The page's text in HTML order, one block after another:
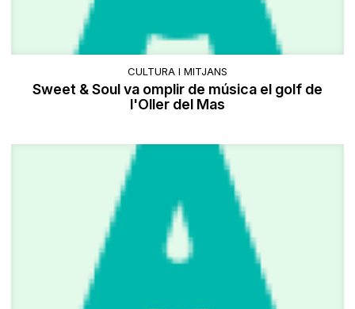
CULTURA I MITJANS
Sweet & Soul va omplir de música el golf de
l'Oller del Mas